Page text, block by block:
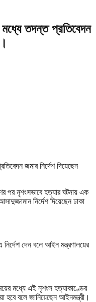
তদন্ত প্রতিবেদন
পর নৃশংসভাবে হত্যার ঘটনায় এক
নির্দেশ দিয়েছেন ঢাকা
দেন বলে আইন মন্ত্রণালয়ের
মধ্যে এই নৃশংস হত্যাকাণ্ডের
বলে জানিয়েছেন আইনমন্ত্রী।